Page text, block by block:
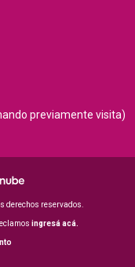
previamente visita)
derechos reservados.
ingresá acá.